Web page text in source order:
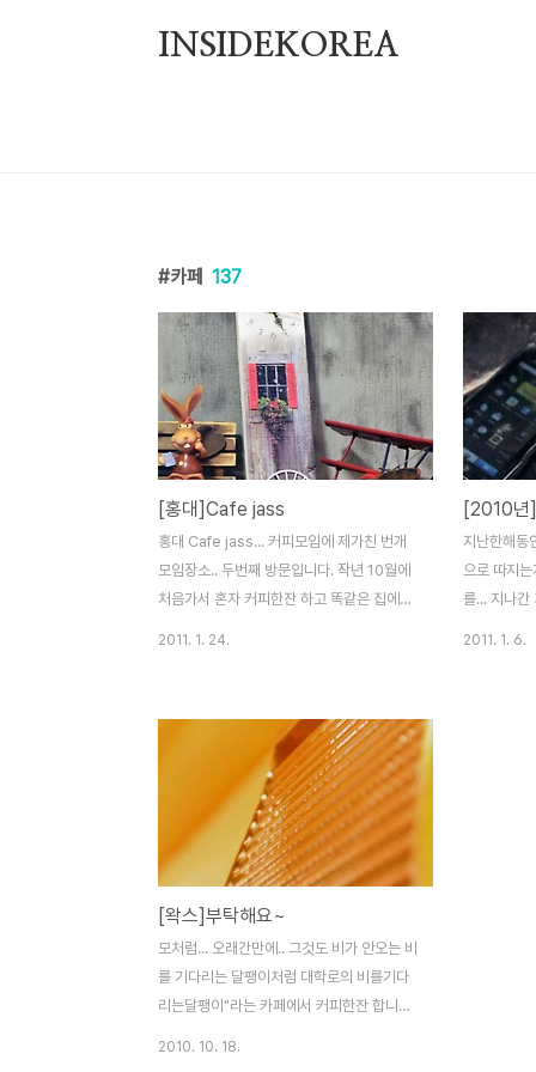
INSIDEKOREA
카페 137
[홍대]Cafe jass
홍대 Cafe jass... 커피모임에 제가친 번개
모임장소.. 두번째 방문입니다. 작년 10월에
처음가서 혼자 커피한잔 하고 똑같은 집에가
극시켜주고, 어색하지 않은 분위기에 조용한
듯 하면서 사뭇... 느낌이 다른!!! 최근 안국동
에 2호점이 오픈되었다는데 그곳도 가봐야
할것 같습니다. 나름 커피마니아는 아니어도,
커피향과 커피를 통해서 느낄 수 있는 친분이
저를 더 끌어 당기는듯 합니다. 가끔은 집에
서도 내려먹는 커피... 하지만, 집에서 먹는 맛
과 직접가서 먹는 맛의 차이랄까? 아직은 아
마츄어인듯 합니다. 매주... 아니 한달..
2011. 1. 24.
[2010년
지난한해동
으로 따지는
를... 지나간
2011. 1. 6.
[왁스]부탁해요~
모처럼... 오래간만에.. 그것도 비가 안오는 비
를 기다리는 달팽이처럼 대학로의 비를기다
리는달팽이"라는 카페에서 커피한잔 합니다.
2010. 10. 18.